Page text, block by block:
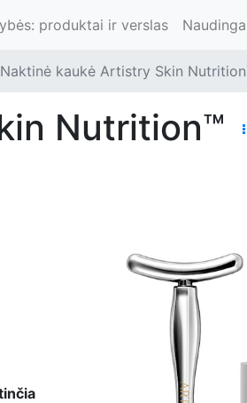
produktai ir verslas
Naktinė kaukė ‌Artistry Skin
Nutrition™